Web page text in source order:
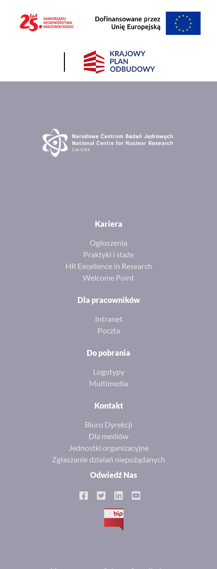
Kariera
Ogłoszenia
Praktyki i staże
HR Excellence in Research
Welcome Point
Dla pracowników
Intranet
Poczta
Do pobrania
Logotypy
Multimedia
Kontakt
Biuro Dyrekcji
Dla mediów
Jednostki organizacyjne
Zgłaszanie działań niepożądanych
Odwiedź Nas
BIP